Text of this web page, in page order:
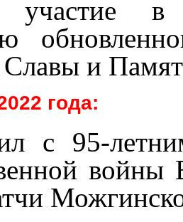
участие в
Славы и
года:
с 95-
войны